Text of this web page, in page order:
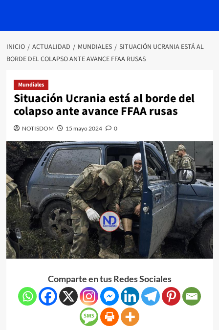
INICIO ACTUALIDAD MUNDIALES
SITUACIÓN UCRANIA ESTÁ AL
BORDE DEL COLAPSO ANTE AVANCE FFAA RUSAS
Mundiales
Situación Ucrania está al borde del
colapso ante avance FFAA rusas
NOTISDOM 15 mayo 2024 0
Comparte en tus Redes Sociales